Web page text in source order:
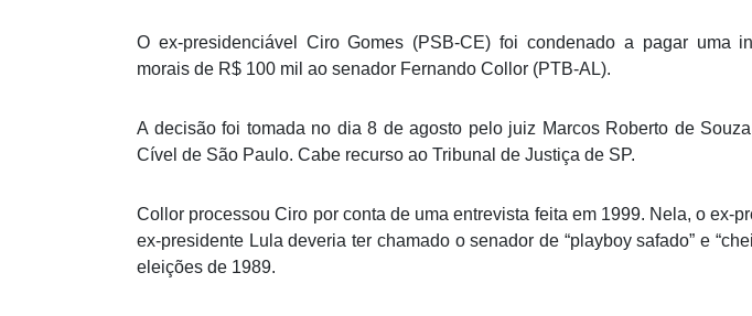
O ex-presidenciável Ciro Gomes (PSB-CE) foi condenado a pagar uma
morais de R$ 100 mil ao senador Fernando Collor (PTB-AL).
A decisão foi tomada no dia 8 de agosto pelo juiz Marcos Roberto de
Cível de São Paulo. Cabe recurso ao Tribunal de Justiça de SP.
Collor processou Ciro por conta de uma entrevista feita em 1999. Nela, o ex-
ex-presidente Lula deveria ter chamado o senador de “playboy safado” e
eleições de 1989.